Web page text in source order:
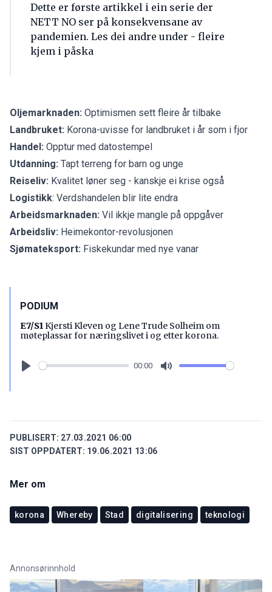
Dette er første artikkel i ein serie der
NETT NO ser på konsekvensane av
pandemien. Les dei andre under - fleire
kjem i påska
Oljemarknaden: Optimismen sett fleire år tilbake
Landbruket: Korona-uvisse for landbruket i år som i fjor
Handel: Opptur med datostempel
Utdanning: Tapt terreng for barn og unge
Reiseliv: Kvalitet løner seg - kanskje ei krise også
Logistikk: Verdshandelen blir lite endra
Arbeidsmarknaden: Vil ikkje mangle på oppgåver
Arbeidsliv: Heimekontor-revolusjonen
Sjømateksport: Fiskekundar med nye vanar
PODIUM
E7/S1Kjersti Kleven og Lene Trude Solheim om
møteplassar for næringslivet i og etter korona.
00:00
PUBLISERT: 27.03.2021 06:00
SIST OPPDATERT: 19.06.2021 13:06
Mer om
korona Whereby Stad digitalisering teknologi
Annonsørinnhold